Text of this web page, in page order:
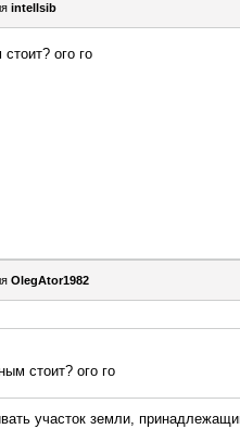
intellsib
ого го
OlegAtor1982
стоит? ого го
участок земли,